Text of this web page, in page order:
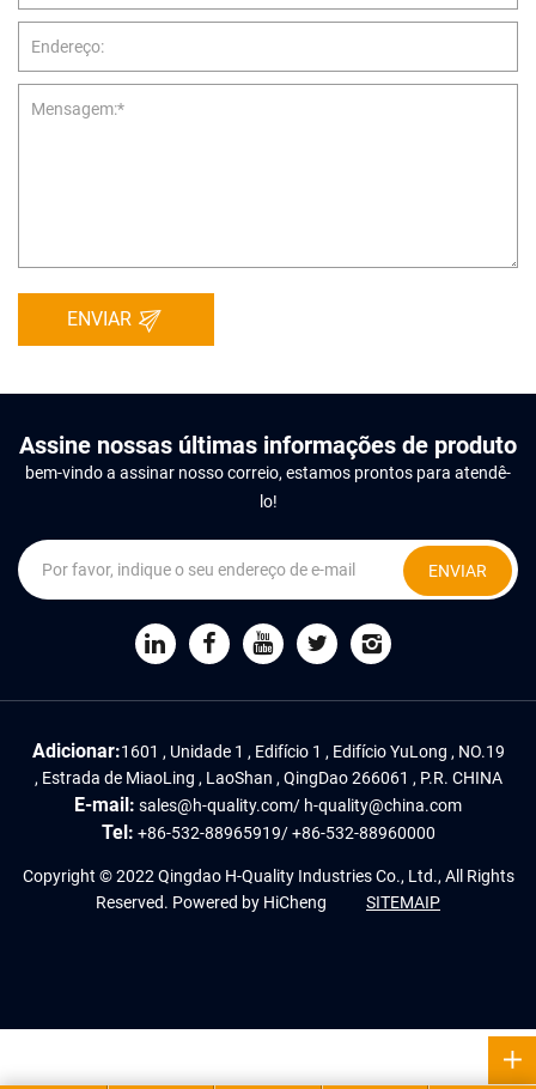
ENVIAR
Assine nossas últimas informações de produto
bem-vindo a assinar nosso correio, estamos prontos para atendê-
lo!
ENVIAR
Adicionar:1601 , Unidade 1 , Edifício 1 , Edifício YuLong , NO.19
, Estrada de MiaoLing , LaoShan , QingDao 266061 , P.R. CHINA
E-mail: sales@h-quality.com/ h-quality@china.com
Tel: +86-532-88965919/+86-532-88960000
Copyright © 2022 Qingdao H-Quality Industries Co., Ltd., All Rights
Reserved. Powered by HiCheng SITEMAIP